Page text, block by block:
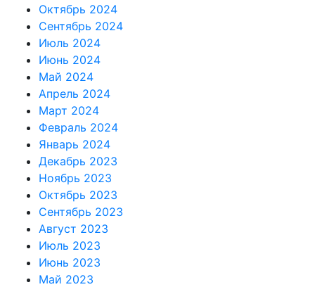
Октябрь 2024
Сентябрь 2024
Июль 2024
Июнь 2024
Май 2024
Апрель 2024
Март 2024
Февраль 2024
Январь 2024
Декабрь 2023
Ноябрь 2023
Октябрь 2023
Сентябрь 2023
Август 2023
Июль 2023
Июнь 2023
Май 2023